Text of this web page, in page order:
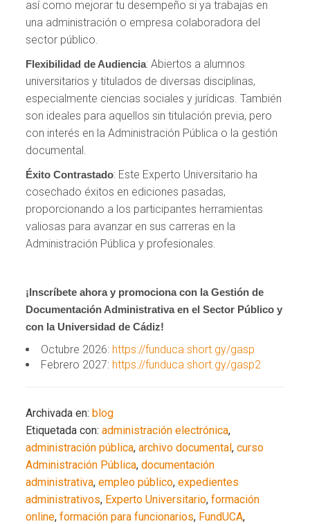
así como mejorar tu desempeño si ya trabajas en
una administración o empresa colaboradora del
sector público.
Flexibilidad de Audiencia: Abiertos a alumnos
universitarios y titulados de diversas disciplinas,
especialmente ciencias sociales y jurídicas. También
son ideales para aquellos sin titulación previa, pero
con interés en la Administración Pública o la gestión
documental.
Éxito Contrastado: Este Experto Universitario ha
cosechado éxitos en ediciones pasadas,
proporcionando a los participantes herramientas
valiosas para avanzar en sus carreras en la
Administración Pública y profesionales.
¡Inscríbete ahora y promociona con la Gestión de
Documentación Administrativa en el Sector Público y
con la Universidad de Cádiz!
Octubre 2026: https://funduca.short.gy/gasp
Febrero 2027: https://funduca.short.gy/gasp2
Archivada en:blog
Etiquetada con:administración electrónica,
administración pública,archivo documental,curso
Administración Pública,documentación
administrativa,empleo público,expedientes
administrativos, Experto Universitario,formación
online,formación para funcionarios, FundUCA,